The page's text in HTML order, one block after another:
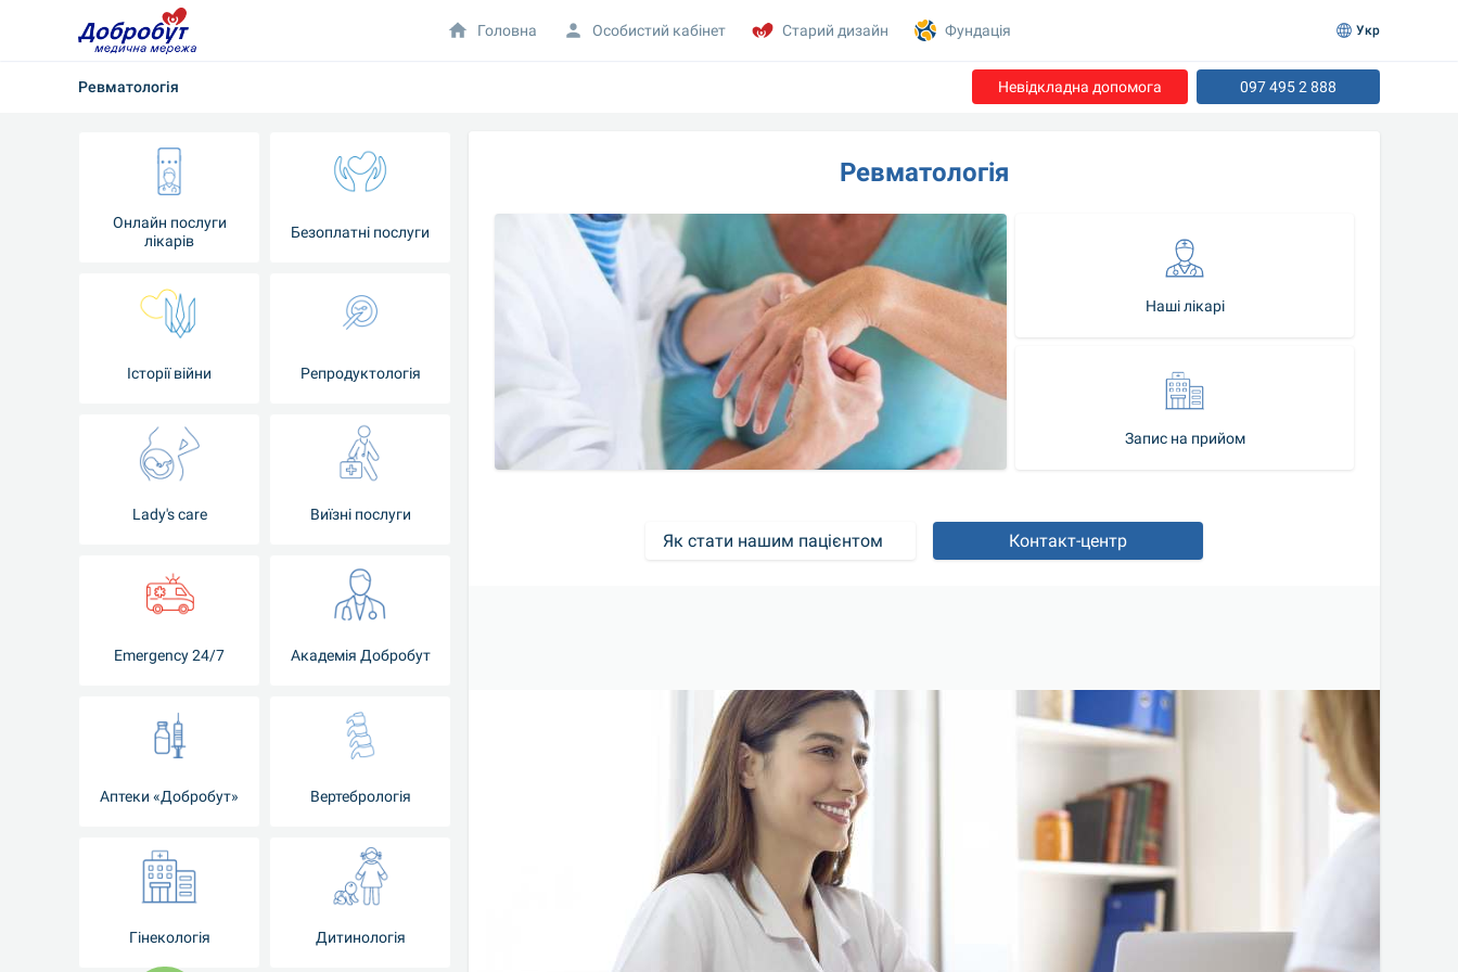
Ревматологія Невідкладна допомога 097 495 2 888
Онлайн послуги
лікарів
Безоплатні послуги
Історії війни Репродуктологія
Lady's care Виїзні послуги
Emergency 24/7 Академія Добробут
Аптеки «Добробут» Вертебрологія
Гінекологія Дитинологія
Ревматологія
Наші лікарі
Запис на прийом
Контакт-центр
Головна Особистий кабінет Старий дизайн Фундація Укр